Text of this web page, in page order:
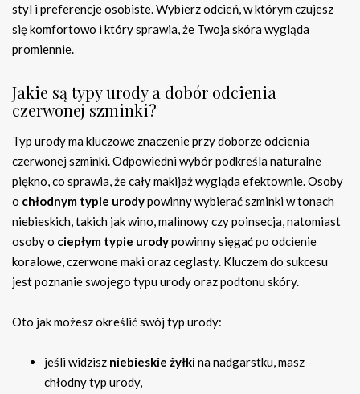
styl i preferencje osobiste. Wybierz odcień, w którym czujesz
się komfortowo i który sprawia, że Twoja skóra wygląda
promiennie.
Jakie są typy urody a dobór odcienia
czerwonej szminki?
Typ urody ma kluczowe znaczenie przy doborze odcienia
czerwonej szminki. Odpowiedni wybór podkreśla naturalne
piękno, co sprawia, że cały makijaż wygląda efektownie. Osoby
o chłodnym typie urodypowinny wybierać szminki w tonach
niebieskich, takich jak wino, malinowy czy poinsecja, natomiast
osoby o ciepłym typie urodypowinny sięgać po odcienie
koralowe, czerwone maki oraz ceglasty. Kluczem do sukcesu
jest poznanie swojego typu urody oraz podtonu skóry.
Oto jak możesz określić swój typ urody:
jeśli widzisz niebieskie żyłkina nadgarstku, masz
chłodny typ urody,